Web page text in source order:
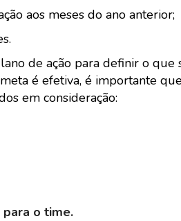
aos meses do ano anterior;
de ação para definir o
é efetiva, é importante
em consideração:
o time.